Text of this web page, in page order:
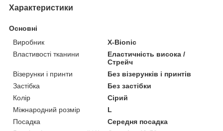
Характеристики
Основні
Виробник
X-Bionic
Властивості тканини
Еластичність висока /
Стрейч
Візерунки і принти
Без візерунків і принтів
Застібка
Без застібки
Колір
Сірий
Міжнародний розмір
L
Посадка
Середня посадка